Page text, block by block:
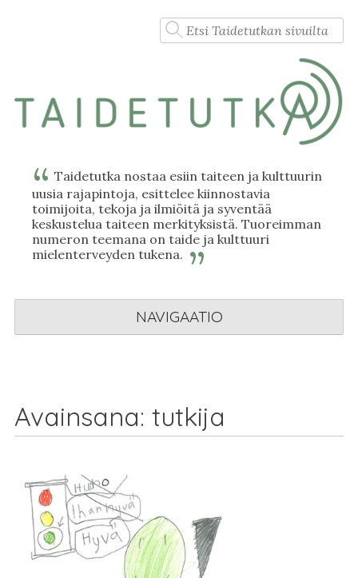
Taidetutka nostaa esiin taiteen ja kulttuurin
uusia rajapintoja, esittelee kiinnostavia
toimijoita, tekoja ja ilmiöitä ja syventää
keskustelua taiteen merkityksistä. Tuoreimman
numeron teemana on taide ja kulttuuri
mielenterveyden tukena.
NAVIGAATIO
Avainsana: tutkija